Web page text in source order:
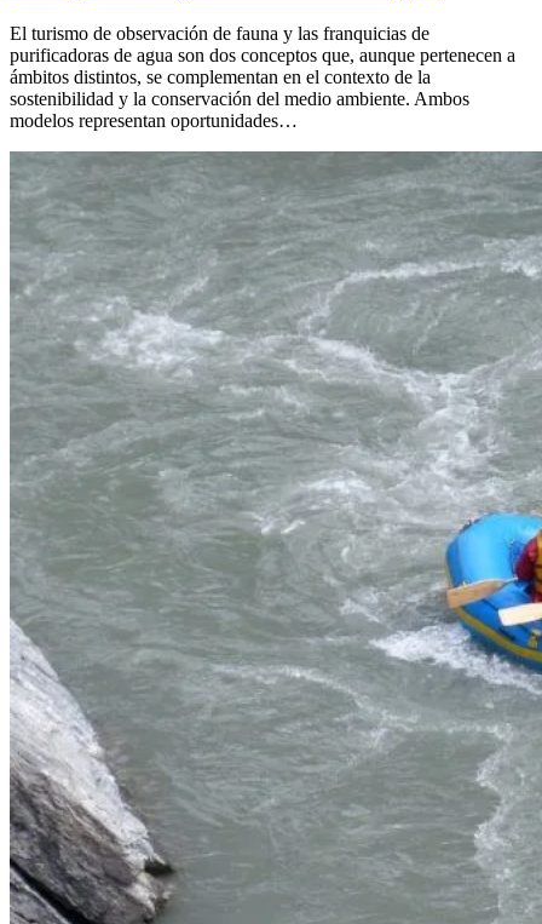
El turismo de observación de fauna y las franquicias de
purificadoras de agua son dos conceptos que, aunque pertenecen a
ámbitos distintos, se complementan en el contexto de la
sostenibilidad y la conservación del medio ambiente. Ambos
modelos representan oportunidades…